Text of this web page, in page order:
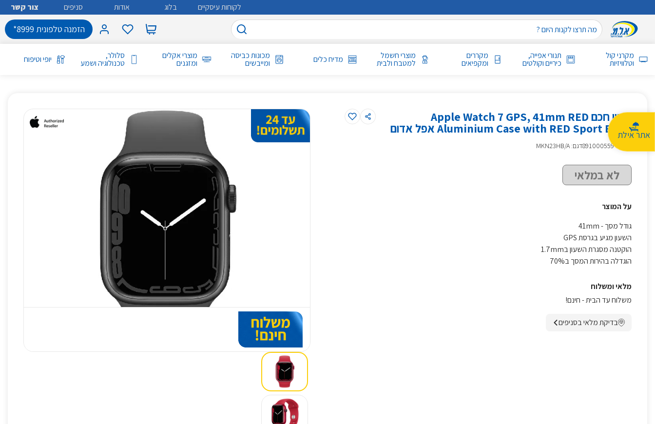
אתר אילת
לקוחות עיסקיים בלוג אודות סניפים צור קשר
הזמנה טלפונית 8999*
מקרני קול
וטלוויזיות
תנורי אפייה,
כיריים וקולטים
מקררים
ומקפיאים
מוצרי חשמל
למטבח ולבית מדיח כלים מכונות כביסה
ומייבשים
מוצרי אקלים
ומזגנים
סלולר,
טכנולוגיה ושמע יופי וטיפוח
שעון חכם Apple Watch 7 GPS, 41mm RED
Aluminium Case with RED Sport Band אפל אדום
:
891000559דגם: MKN23HB/A
לא במלאי
על המוצר
גודל מסך - 41mm
השעון מגיע בגרסת GPS
הוקטנה מסגרת השעון ב1.7mm
הוגדלה בהירות המסך ב70%
מלאי ומשלוח
משלוח עד הבית - חינם!
בדיקת מלאי בסניפים